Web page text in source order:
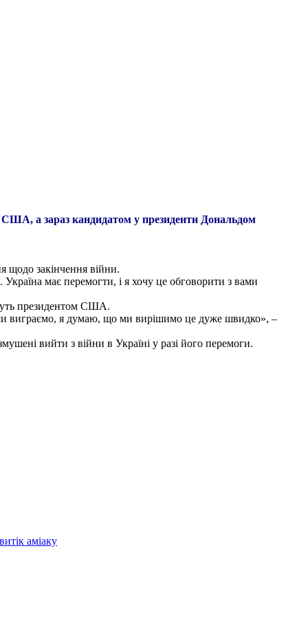
а зараз кандидатом у президенти Дональдом
щодо закінчення війни.
має перемогти, і я хочу це обговорити з вами
президентом США.
виграємо, я думаю, що ми вирішимо це дуже швидко», –
вийти з війни в Україні у разі його перемоги.
аміаку